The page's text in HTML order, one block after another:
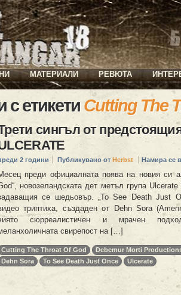
МАТЕРИАЛИ РЕВЮТА
с етикетиCutting The
сингъл от
2 години Публикувано от Herbst Намира се в
преди официалната поява на новия си
новозеландската дет метъл група
се шедьовър. „To See Death Just
триптиха, създаден от Dehn Sora
сюрреалистичен и мрачен
свирепост на […]
Cutting The Throat Of God
Debemur Morti
Dehn Sora
To See Death Just Once Ulcerate